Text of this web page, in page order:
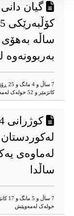
گیان دانی
ساڵە بەهۆی
بەربوونەوە
کاتژمێر و 52 خوله‌ک له‌مه‌وپێش‌
لەکوردستان
لەماوەی
ساڵدا
خوله‌ک له‌مه‌وپێش‌